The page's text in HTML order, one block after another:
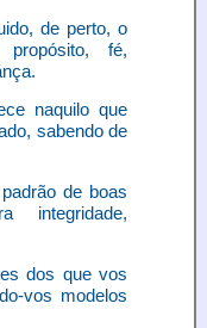
de perto, o
propósito, fé,
naquilo que
sabendo de
de boas
integridade,
dos que vos
vos modelos